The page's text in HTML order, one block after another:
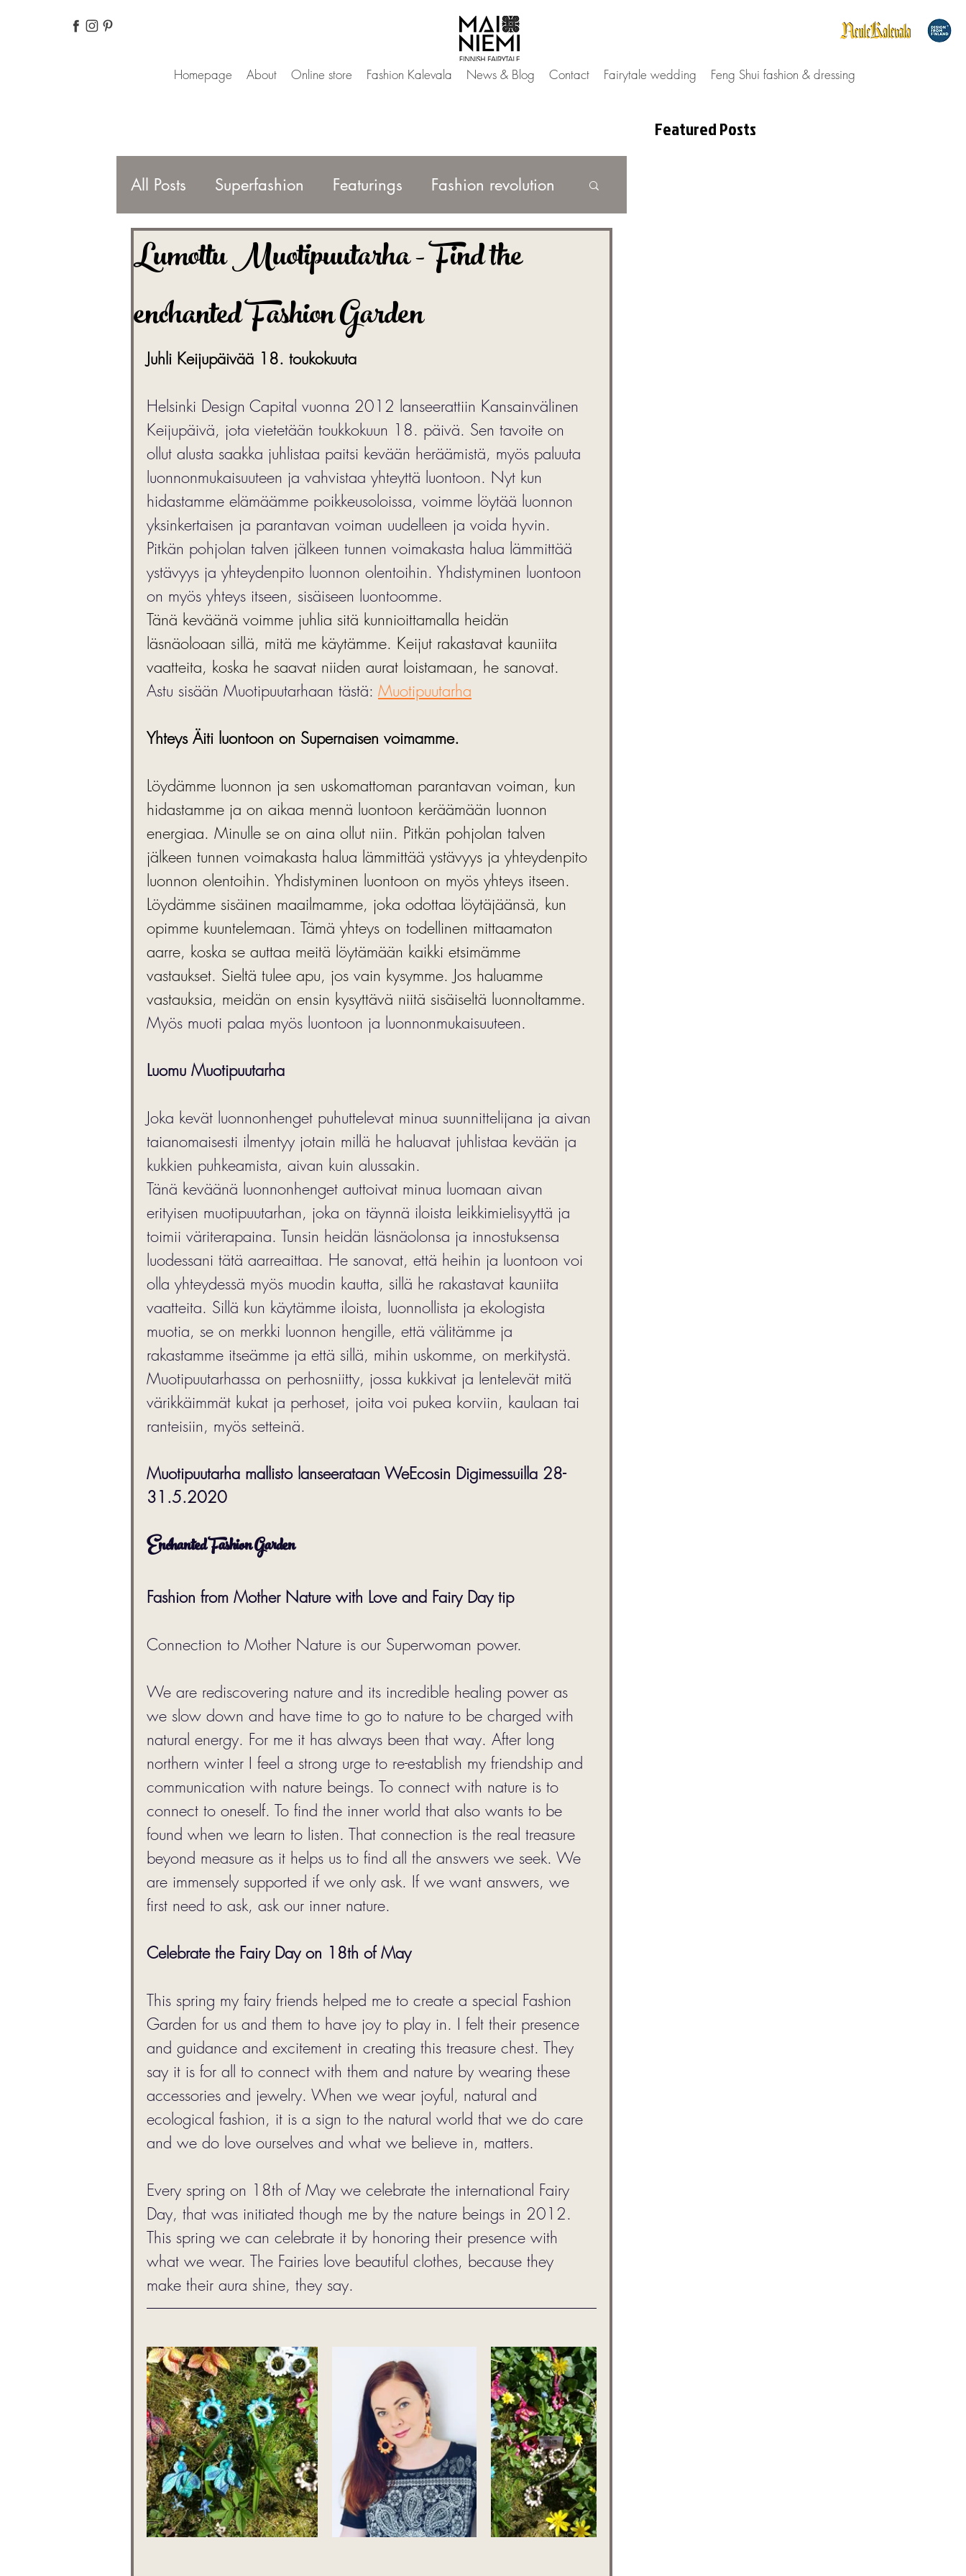
Homepage About Online store Fashion Kalevala News & Blog Contact Fairytale wedding Feng Shui fashion & dressing
Featured Posts
All Posts Superfashion Featurings Fashion revolution
Fashion Magazines Mai Magic Wardrobe
For better life Finnish Fairytale Fashion
Tips Fairy Day Finnish Fairytale Christmas
Lumottu Muotipuutarha - Find the
enchanted Fashion Garden
Juhli Keijupäivää 18. toukokuuta
Helsinki Design Capital vuonna 2012 lanseerattiin Kansainvälinen
Keijupäivä, jota vietetään toukkokuun 18. päivä. Sen tavoite on
ollut alusta saakka juhlistaa paitsi kevään heräämistä, myös paluuta
luonnonmukaisuuteen ja vahvistaa yhteyttä luontoon. Nyt kun
hidastamme elämäämme poikkeusoloissa, voimme löytää luonnon
yksinkertaisen ja parantavan voiman uudelleen ja voida hyvin.
Pitkän pohjolan talven jälkeen tunnen voimakasta halua lämmittää
ystävyys ja yhteydenpito luonnon olentoihin. Yhdistyminen luontoon
on myös yhteys itseen, sisäiseen luontoomme.
Tänä keväänä voimme juhlia sitä kunnioittamalla heidän
läsnäoloaan sillä, mitä me käytämme. Keijut rakastavat kauniita
vaatteita, koska he saavat niiden aurat loistamaan, he sanovat.
Astu sisään Muotipuutarhaan tästä: Muotipuutarha
Yhteys Äiti luontoon on Supernaisen voimamme.
Löydämme luonnon ja sen uskomattoman parantavan voiman, kun
hidastamme ja on aikaa mennä luontoon keräämään luonnon
energiaa. Minulle se on aina ollut niin. Pitkän pohjolan talven
jälkeen tunnen voimakasta halua lämmittää ystävyys ja yhteydenpito
luonnon olentoihin. Yhdistyminen luontoon on myös yhteys itseen.
Löydämme sisäinen maailmamme, joka odottaa löytäjäänsä, kun
opimme kuuntelemaan. Tämä yhteys on todellinen mittaamaton
aarre, koska se auttaa meitä löytämään kaikki etsimämme
vastaukset. Sieltä tulee apu, jos vain kysymme. Jos haluamme
vastauksia, meidän on ensin kysyttävä niitä sisäiseltä luonnoltamme.
Myös muoti palaa myös luontoon ja luonnonmukaisuuteen.
Luomu Muotipuutarha
Joka kevät luonnonhenget puhuttelevat minua suunnittelijana ja aivan
taianomaisesti ilmentyy jotain millä he haluavat juhlistaa kevään ja
kukkien puhkeamista, aivan kuin alussakin.
Tänä keväänä luonnonhenget auttoivat minua luomaan aivan
erityisen muotipuutarhan, joka on täynnä iloista leikkimielisyyttä ja
toimii väriterapaina. Tunsin heidän läsnäolonsa ja innostuksensa
luodessani tätä aarreaittaa. He sanovat, että heihin ja luontoon voi
olla yhteydessä myös muodin kautta, sillä he rakastavat kauniita
vaatteita. Sillä kun käytämme iloista, luonnollista ja ekologista
muotia, se on merkki luonnon hengille, että välitämme ja
rakastamme itseämme ja että sillä, mihin uskomme, on merkitystä.
Muotipuutarhassa on perhosniitty, jossa kukkivat ja lentelevät mitä
värikkäimmät kukat ja perhoset, joita voi pukea korviin, kaulaan tai
ranteisiin, myös setteinä.
Muotipuutarha mallisto lanseerataan WeEcosin Digimessuilla 28-
31.5.2020
Enchanted Fashion Garden
Fashion from Mother Nature with Love and Fairy Day tip
Connection to Mother Nature is our Superwoman power.
We are rediscovering nature and its incredible healing power as
we slow down and have time to go to nature to be charged with
natural energy. For me it has always been that way. After long
northern winter I feel a strong urge to re-establish my friendship and
communication with nature beings. To connect with nature is to
connect to oneself. To find the inner world that also wants to be
found when we learn to listen. That connection is the real treasure
beyond measure as it helps us to find all the answers we seek. We
are immensely supported if we only ask. If we want answers, we
first need to ask, ask our inner nature.
Celebrate the Fairy Day on 18th of May
This spring my fairy friends helped me to create a special Fashion
Garden for us and them to have joy to play in. I felt their presence
and guidance and excitement in creating this treasure chest. They
say it is for all to connect with them and nature by wearing these
accessories and jewelry. When we wear joyful, natural and
ecological fashion, it is a sign to the natural world that we do care
and we do love ourselves and what we believe in, matters.
Every spring on 18th of May we celebrate the international Fairy
Day, that was initiated though me by the nature beings in 2012.
This spring we can celebrate it by honoring their presence with
what we wear. The Fairies love beautiful clothes, because they
make their aura shine, they say.